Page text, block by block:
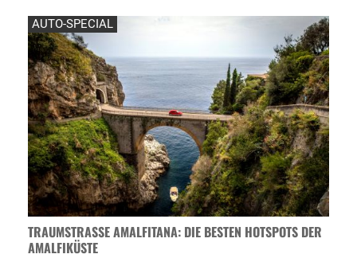
AUTO-SPECIAL
TRAUMSTRASSE AMALFITANA: DIE BESTEN HOTSPOTS DER A
MALFIKÜSTE